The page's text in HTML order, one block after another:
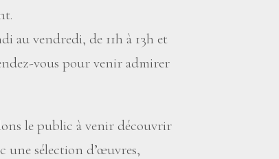
au vendredi, de 11h à 13h et
vous pour venir admirer
le public à venir découvrir
une sélection d’œuvres,